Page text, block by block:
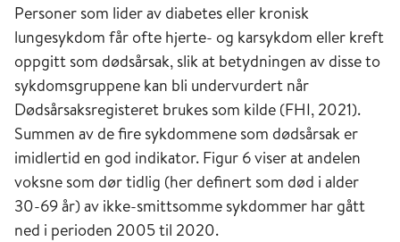
Personer som lider av diabetes eller kronisk
lungesykdom får ofte hjerte- og karsykdom eller kreft
oppgitt som dødsårsak, slik at betydningen av disse to
sykdomsgruppene kan bli undervurdert når
Dødsårsaksregisteret brukes som kilde (FHI, 2021).
Summen av de fire sykdommene som dødsårsak er
imidlertid en god indikator. Figur 6 viser at andelen
voksne som dør tidlig (her definert som død i alder
30-69 år) av ikke-smittsomme sykdommer har gått
ned i perioden 2005 til 2020.